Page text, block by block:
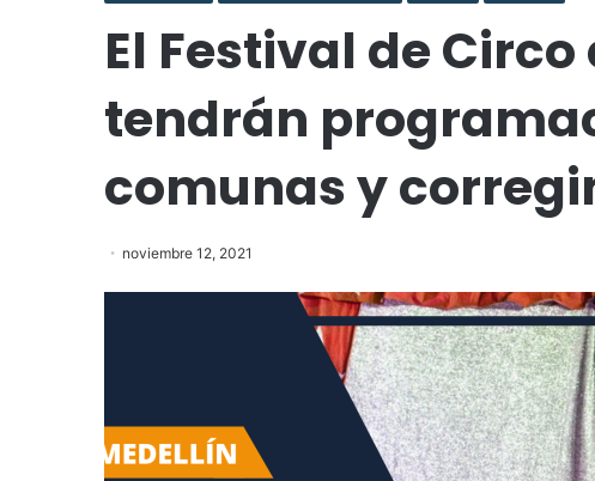
El Festival de
tendrán
comunas y
noviembre 12, 2021